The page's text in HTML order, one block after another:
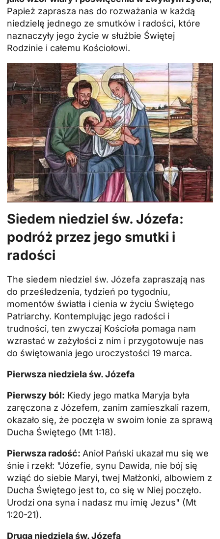
Papież zaprasza nas do rozważania w każdą
niedzielę jednego ze smutków i radości, które
naznaczyły jego życie w służbie Świętej
Rodzinie i całemu Kościołowi.
Siedem niedziel św. Józefa:
podróż przez jego smutki i
radości
The siedem niedziel św. Józefa zapraszają nas
do prześledzenia, tydzień po tygodniu,
momentów światła i cienia w życiu Świętego
Patriarchy. Kontemplując jego radości i
trudności, ten zwyczaj Kościoła pomaga nam
wzrastać w zażyłości z nim i przygotowuje nas
do świętowania jego uroczystości 19 marca.
Pierwsza niedziela św. Józefa
Pierwszy ból: Kiedy jego matka Maryja była
zaręczona z Józefem, zanim zamieszkali razem,
okazało się, że poczęła w swoim łonie za sprawą
Ducha Świętego (Mt 1:18).
Pierwsza radość: Anioł Pański ukazał mu się we
śnie i rzekł: "Józefie, synu Dawida, nie bój się
wziąć do siebie Maryi, twej Małżonki, albowiem z
Ducha Świętego jest to, co się w Niej poczęło.
Urodzi ona syna i nadasz mu imię Jezus" (Mt
1:20-21).
Druga niedziela św. Józefa